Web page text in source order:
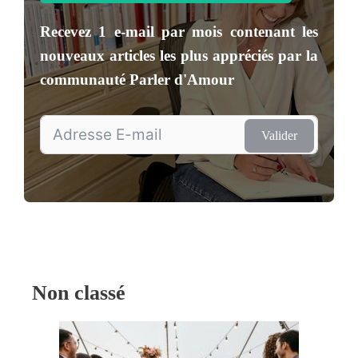
Recevez1 e-mail par mois contenant les
nouveaux articles les plus appréciés par la
communautéParler d'Amour
Valider
Non classé